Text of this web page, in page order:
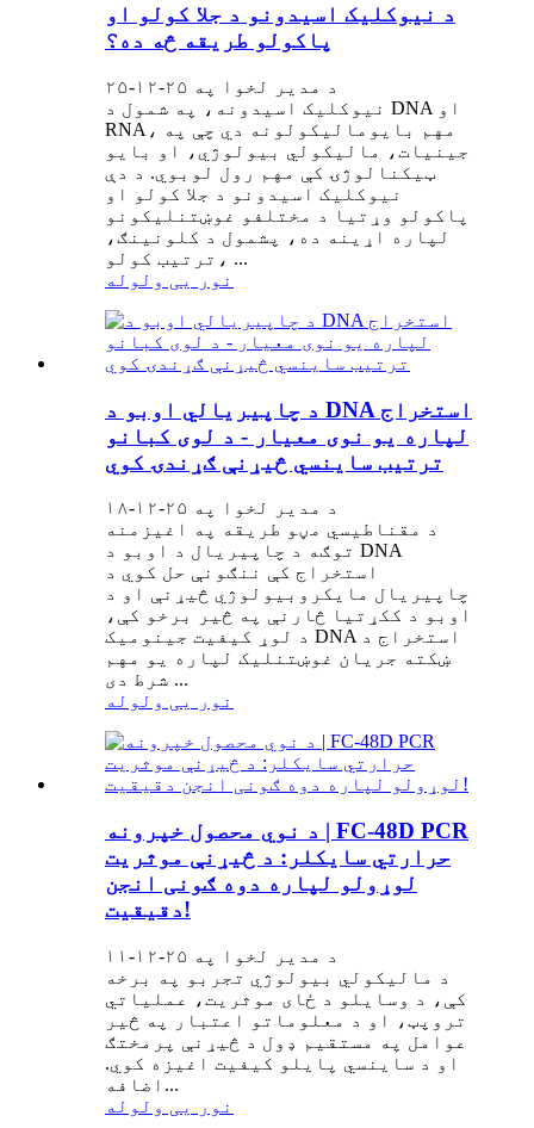
د نیوکلیک اسیدونو د جلا کولو او
پاکولو طریقه څه ده؟
د مدیر لخوا په ۲۵-۱۲-۲۵
نیوکلیک اسیدونه، په شمول د DNA او
RNA، مهم بایومالیکولونه دي چې په
جینیات، مالیکولي بیولوژي، او بایو
ټیکنالوژۍ کې مهم رول لوبوي. د دې
نیوکلیک اسیدونو د جلا کولو او
پاکولو وړتیا د مختلفو غوښتنلیکونو
لپاره اړینه ده، پشمول د کلونینګ،
ترتیب کولو، ...
نور یی ولوله
د چاپیریالي اوبو د DNA استخراج
لپاره یو نوی معیار - د لوی کبانو
ترتیب ساینسي څیړنې ګړندۍ کوي
د مدیر لخوا په ۲۵-۱۲-۱۸
د مقناطیسي مڼو طریقه په اغیزمنه
توګه د چاپیریال د اوبو د DNA
استخراج کې ننګونې حل کوي د
چاپیریال مایکروبیولوژي څیړنې او د
اوبو د ککړتیا څارنې په څیر برخو کې،
د لوړ کیفیت جینومیک DNA استخراج د
ښکته جریان غوښتنلیک لپاره یو مهم
شرط دی ...
نور یی ولوله
د نوي محصول خپرونه | FC-48D PCR
حرارتي سایکلر: د څیړنې موثریت
لوړولو لپاره دوه ګونی انجن
دقیقیت!
د مدیر لخوا په ۲۵-۱۲-۱۱
د مالیکولي بیولوژي تجربو په برخه
کې، د وسایلو د ځای موثریت، عملیاتي
تروپټ، او د معلوماتو اعتبار په څیر
عوامل په مستقیم ډول د څیړنې پرمختګ
او د ساینسي پایلو کیفیت اغیزه کوي.
اضافه...
نور یی ولوله